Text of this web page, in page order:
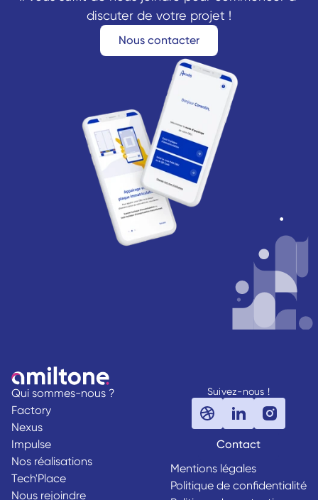
discuter de votre projet !
Nous contacter
Contact
Suivez-nous !
Mentions légales
Politique de confidentialité
Qui sommes-nous ?
Factory
Nexus
Impulse
Nos réalisations
Tech'Place
Nous rejoindre